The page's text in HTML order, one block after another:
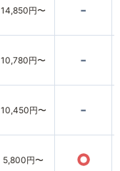
14,850円〜 -
10,780円〜 -
10,450円〜 -
5,800円〜 ○